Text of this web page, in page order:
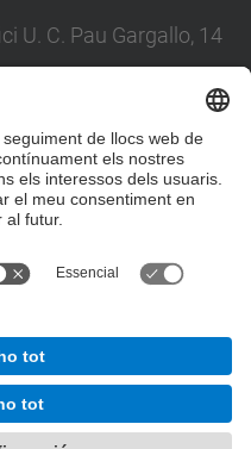
U. C. Pau Gargallo, 14